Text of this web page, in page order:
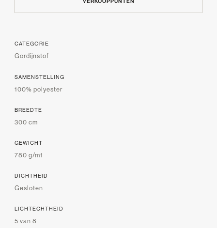
CATEGORIE
Gordijnstof
SAMENSTELLING
100% polyester
BREEDTE
300 cm
GEWICHT
780 g/m1
DICHTHEID
Gesloten
LICHTECHTHEID
5 van 8